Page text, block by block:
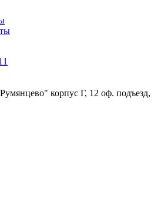
корпус Г, 12 оф. подъезд,